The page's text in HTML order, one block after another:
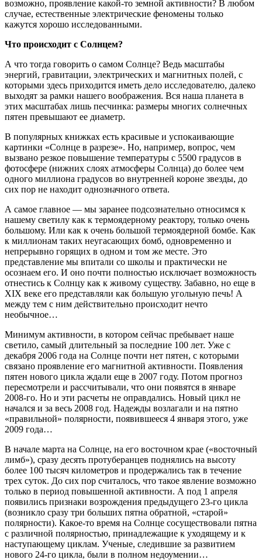
возможно, проявление какой-то земной активности? В любом
случае, естественные электрические феномены только
кажутся хорошо исследованными.
Что происходит с Солнцем?
А что тогда говорить о самом Солнце? Ведь масштабы
энергий, гравитации, электрических и магнитных полей, с
которыми здесь приходится иметь дело исследователю, далеко
выходят за рамки нашего воображения. Вся наша планета в
этих масштабах лишь песчинка: размеры многих солнечных
пятен превышают ее диаметр.
В популярных книжках есть красивые и успокаивающие
картинки «Солнце в разрезе». Но, например, вопрос, чем
вызвано резкое повышение температуры с 5500 градусов в
фотосфере (нижних слоях атмосферы Солнца) до более чем
одного миллиона градусов во внутренней короне звезды, до
сих пор не находит однозначного ответа.
А самое главное — мы заранее подсознательно относимся к
нашему светилу как к термоядерному реактору, только очень
большому. Или как к очень большой термоядерной бомбе. Как
к миллионам таких неугасающих бомб, одновременно и
непрерывно горящих в одном и том же месте. Это
представление мы впитали со школы и практически не
осознаем его. И оно почти полностью исключает возможность
отнестись к Солнцу как к живому существу. Забавно, но еще в
XIX веке его представляли как большую угольную печь! А
между тем с ним действительно происходит нечто
необычное…
Минимум активности, в котором сейчас пребывает наше
светило, самый длительный за последние 100 лет. Уже с
декабря 2006 года на Солнце почти нет пятен, с которыми
связано проявление его магнитной активности. Появления
пятен нового цикла ждали еще в 2007 году. Потом прогноз
пересмотрели и рассчитывали, что они появятся в январе
2008-го. Но и эти расчеты не оправдались. Новый цикл не
начался и за весь 2008 год. Надежды возлагали и на пятно
«правильной» полярности, появившееся 4 января этого, уже
2009 года…
В начале марта на Солнце, на его восточном крае («восточный
лимб»), сразу десять протуберанцев поднялись на высоту
более 100 тысяч километров и продержались так в течение
трех суток. До сих пор считалось, что такое явление возможно
только в период повышенной активности. А под 1 апреля
появились признаки возрождения предыдущего 23-го цикла
(возникло сразу три больших пятна обратной, «старой»
полярности). Какое-то время на Солнце сосуществовали пятна
с различной полярностью, принадлежащие к уходящему и к
наступающему циклам. Ученые, следившие за развитием
нового 24-го цикла, были в полном недоумении…